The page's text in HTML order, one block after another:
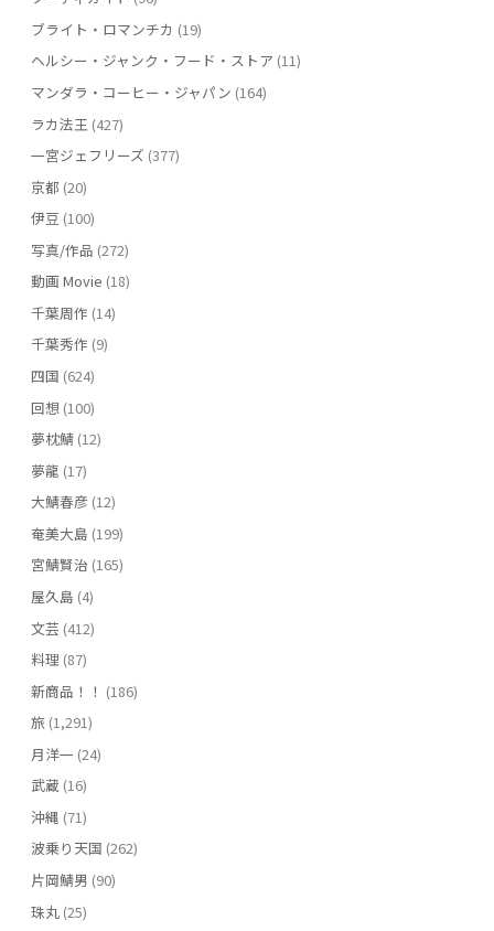
ブライト・ロマンチカ (19)
ヘルシー・ジャンク・フード・ストア (11)
マンダラ・コーヒー・ジャパン (164)
ラカ法王 (427)
一宮ジェフリーズ (377)
京都 (20)
伊豆 (100)
写真/作品 (272)
動画 Movie (18)
千葉周作 (14)
千葉秀作 (9)
四国 (624)
回想 (100)
夢枕鯖(12)
夢龍 (17)
大鯖春彦 (12)
奄美大島 (199)
宮鯖賢治 (165)
屋久島 (4)
文芸 (412)
料理(87)
新商品！！ (186)
旅(1,291)
月洋一 (24)
武蔵(16)
沖縄 (71)
波乗り天国 (262)
片岡鯖男 (90)
珠丸(25)